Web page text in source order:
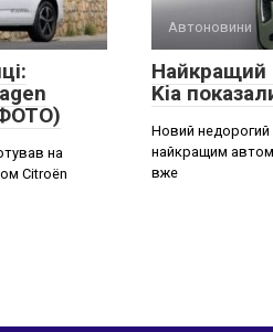
на
Citroën
Автоновини
Найкращий
Kia
Новий недорогий
найкращим
вже